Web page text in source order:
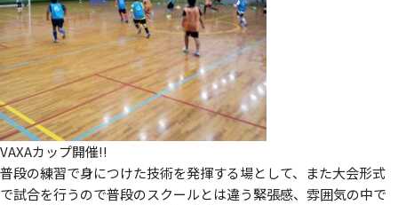
VAXAカップ開催!!
普段の練習で身につけた技術を発揮する場として、また大会形式
で試合を行うので普段のスクールとは違う緊張感、雰囲気の中で